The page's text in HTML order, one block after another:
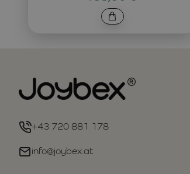
+43 720 881 178
info@joybex.at